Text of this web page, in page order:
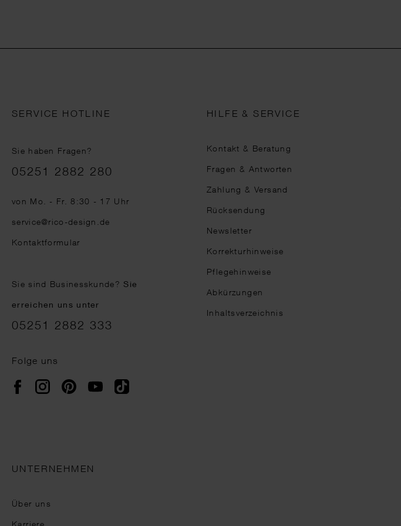
SERVICE HOTLINE
Sie haben Fragen?
Telefonnummer
05251 2882 280
von Mo. - Fr. 8:30 - 17 Uhr
service@rico-design.de
Kontaktformular
Sie sind Businesskunde?Sie
erreichen uns unter
05251 2882 333
Folge uns
FacebookInstagramPinterestYouTubeTikTok
HILFE & SERVICE
Kontakt & Beratung
Fragen & Antworten
Zahlung & Versand
Rücksendung
Newsletter
Korrekturhinweise
Pflegehinweise
Abkürzungen
Inhaltsverzeichnis
UNTERNEHMEN
Über uns
Karriere